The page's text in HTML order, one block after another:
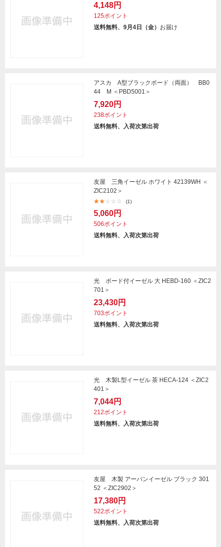
4,148円
125ポイント
送料無料、9月4日（金） お届け
アスカ A型ブラックボード（両面） BB0
44 M ＜PBD5001＞
7,920円
238ポイント
送料無料、入荷次第出荷
友屋 三角イーゼル ホワイト 42139WH ＜
ZIC2102＞
(1)
5,060円
506ポイント
送料無料、入荷次第出荷
光 ボード付イーゼル 大 HEBD-160 ＜ZIC2
701＞
23,430円
703ポイント
送料無料、入荷次第出荷
光 木製L型イーゼル 茶 HECA-124 ＜ZIC2
401＞
7,044円
212ポイント
送料無料、入荷次第出荷
友屋 木製 アーバンイーゼル ブラック 301
52 ＜ZIC2902＞
17,380円
522ポイント
送料無料、入荷次第出荷